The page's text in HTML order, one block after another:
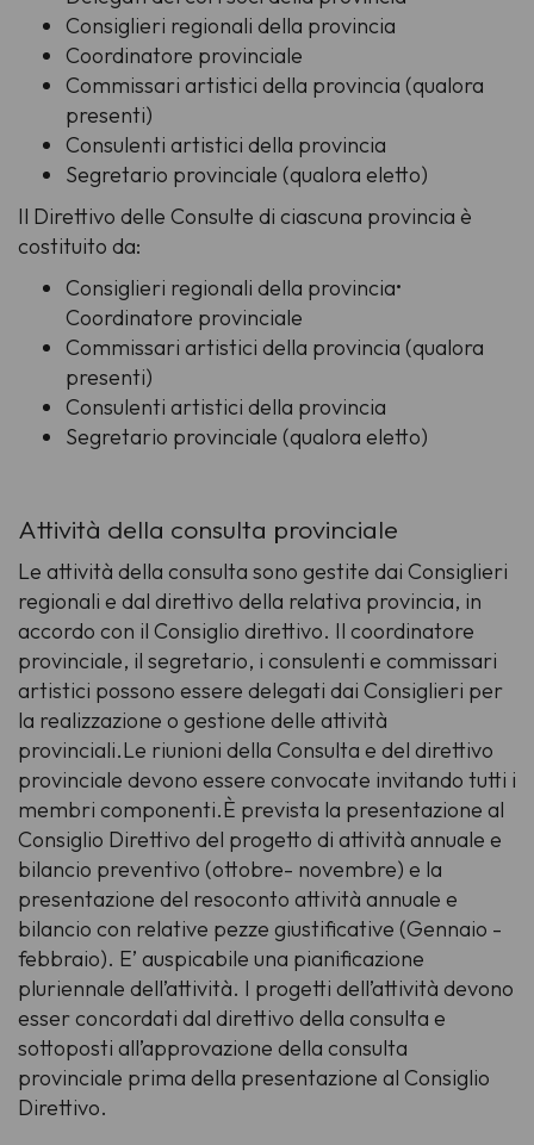
Consiglieri regionali della provincia
Coordinatore provinciale
Commissari artistici della provincia (qualora
presenti)
Consulenti artistici della provincia
Segretario provinciale (qualora eletto)
Il Direttivo delle Consulte di ciascuna provincia è
costituito da:
Consiglieri regionali della provincia•
Coordinatore provinciale
Commissari artistici della provincia (qualora
presenti)
Consulenti artistici della provincia
Segretario provinciale (qualora eletto)
Attività della consulta provinciale
Le attività della consulta sono gestite dai Consiglieri
regionali e dal direttivo della relativa provincia, in
accordo con il Consiglio direttivo. Il coordinatore
provinciale, il segretario, i consulenti e commissari
artistici possono essere delegati dai Consiglieri per
la realizzazione o gestione delle attività
provinciali.Le riunioni della Consulta e del direttivo
provinciale devono essere convocate invitando tutti i
membri componenti.È prevista la presentazione al
Consiglio Direttivo del progetto di attività annuale e
bilancio preventivo (ottobre- novembre) e la
presentazione del resoconto attività annuale e
bilancio con relative pezze giustificative (Gennaio -
febbraio). E’ auspicabile una pianificazione
pluriennale dell’attività. I progetti dell’attività devono
esser concordati dal direttivo della consulta e
sottoposti all’approvazione della consulta
provinciale prima della presentazione al Consiglio
Direttivo.